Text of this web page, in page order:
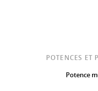
POTENCES ET
Potence